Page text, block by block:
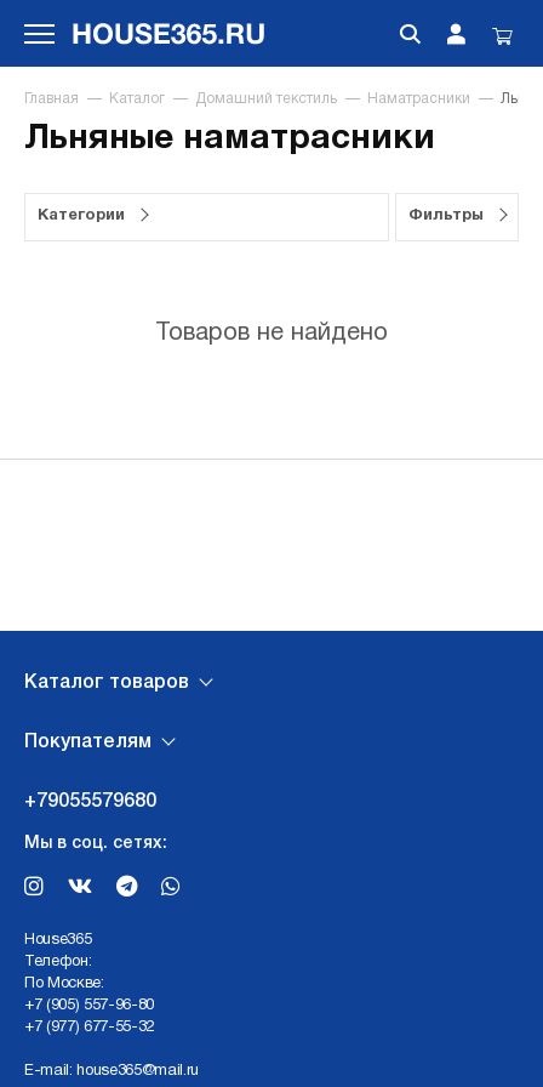
Главная Каталог Домашний текстиль Наматрасники
Льняные наматрасники
Категории Фильтры
Товаров не найдено
Каталог товаров
Покупателям
+79055579680
Мы в соц. сетях:
Нouse365
Телефон:
По Москве:
+7 (905) 557-96-80
+7 (977) 677-55-32
E-mail: house365@mail.ru